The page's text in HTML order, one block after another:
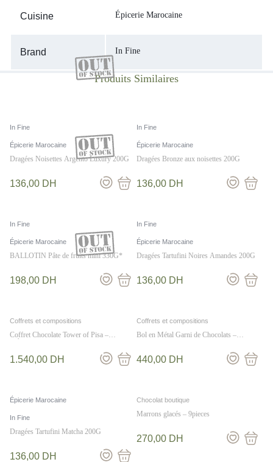
Cuisine Épicerie Marocaine
Brand In Fine
In Fine
Épicerie Marocaine
Dragées Noisettes Argento Luxury 200G
136,00 DH
In Fine
Épicerie Marocaine
Dragées Bronze aux noisettes 200G
136,00 DH
In Fine
Épicerie Marocaine
BALLOTIN Pâte de fruits mini 330G*
198,00 DH
In Fine
Épicerie Marocaine
Dragées Tartufini Noires Amandes 200G
136,00 DH
Coffrets et compositions
Coffret Chocolate Tower of Pisa –
1.540,00 DH
Coffrets et compositions
Bol en Métal Garni de Chocolats –
440,00 DH
Épicerie Marocaine
In Fine
Dragées Tartufini Matcha 200G
136,00 DH
Chocolat boutique
Marrons glacés – 9pieces
270,00 DH